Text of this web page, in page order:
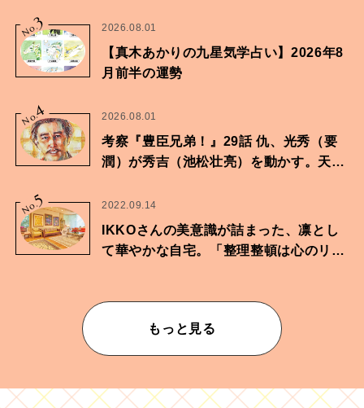
No.3 2026.08.01
【真木あかりの九星気学占い】2026年8
月前半の運勢
No.
4 2026.08.01
考察『豊臣兄弟！』29話 仇、光秀（要
潤）が秀吉（池松壮亮）を動かす。天下
No.5 2022.09.14
IKKOさんの美意識が詰まった、凛とし
て華やかな自宅。「整理整頓は心のリズ
もっと見る